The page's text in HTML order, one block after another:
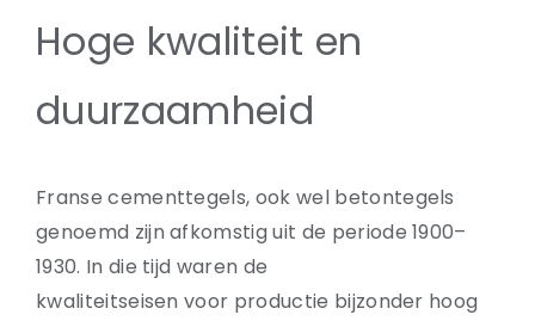
Hoge kwaliteit en
duurzaamheid
Franse cementtegels, ook wel betontegels
genoemd zijn afkomstig uit de periode 1900–
1930. In die tijd waren de
kwaliteitseisen voor productie bijzonder hoog